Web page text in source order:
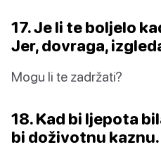
17. Je li te boljelo
Jer, dovraga,
Mogu li te zadržati?
18. Kad bi ljepota
bi doživotnu kaznu.